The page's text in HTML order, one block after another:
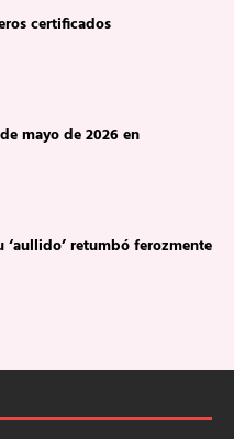
certificados
mayo de 2026 en
retumbó ferozmente